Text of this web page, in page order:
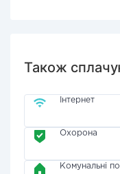
Також
Інтернет
Охорона
Комунальні